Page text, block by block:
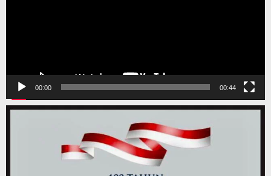
00:00 00:44